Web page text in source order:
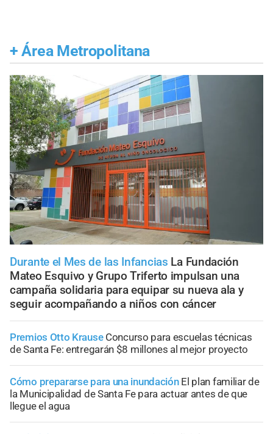
+ Área Metropolitana
Durante el Mes de las Infancias La Fundación
Mateo Esquivo y Grupo Triferto impulsan una
campaña solidaria para equipar su nueva ala y
seguir acompañando a niños con cáncer
Premios Otto Krause Concurso para escuelas técnicas
de Santa Fe: entregarán $8 millones al mejor proyecto
Cómo prepararse para una inundación El plan familiar de
la Municipalidad de Santa Fe para actuar antes de que
llegue el agua